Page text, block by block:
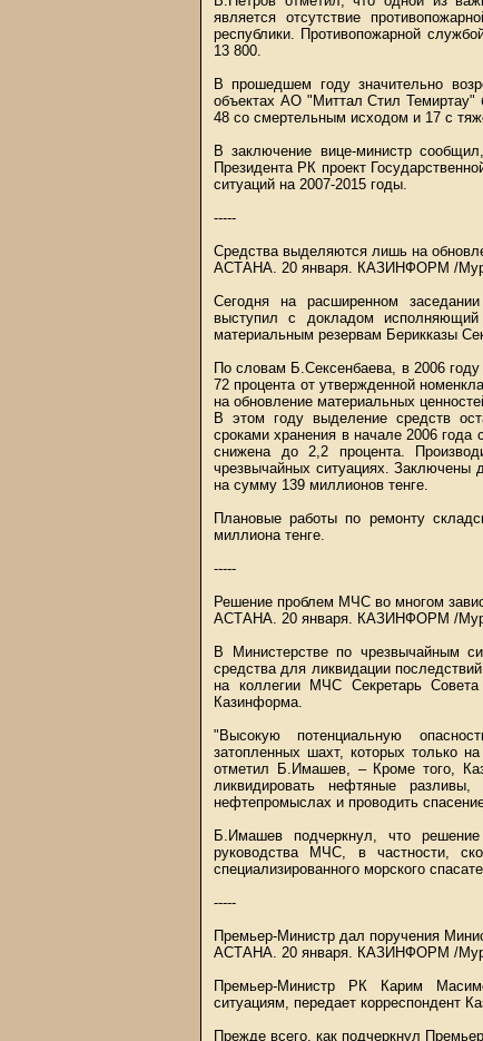
является отсутствие
республики. Противопожарной
13 800.
В прошедшем году значительно
объектах АО "Миттал Стил Темиртау"
48 со смертельным исходом и 17 с
В заключение вице-министр
Президента РК проект
ситуаций на 2007-2015 годы.
-----
Средства выделяются лишь на
АСТАНА. 20 января. КАЗИНФОРМ /
Сегодня на расширенном
выступил с докладом исполняющий
материальным резервам Берикказы
По словам Б.Сексенбаева, в 2006
72 процента от утвержденной
на обновление материальных
В этом году выделение средств
сроками хранения в начале 2006
снижена до 2,2 процента.
чрезвычайных ситуациях. Заключены
на сумму 139 миллионов тенге.
Плановые работы по ремонту
миллиона тенге.
-----
Решение проблем МЧС во многом
АСТАНА. 20 января. КАЗИНФОРМ /
В Министерстве по чрезвычайным
средства для ликвидации
на коллегии МЧС Секретарь
Казинформа.
"Высокую потенциальную
затопленных шахт, которых только
отметил Б.Имашев, – Кроме того,
ликвидировать нефтяные
нефтепромыслах и проводить
Б.Имашев подчеркнул, что
руководства МЧС, в частности,
специализированного морского
-----
Премьер-Министр дал поручения
АСТАНА. 20 января. КАЗИНФОРМ /
Премьер-Министр РК Карим
ситуациям, передает корреспондент
Прежде всего, как подчеркнул